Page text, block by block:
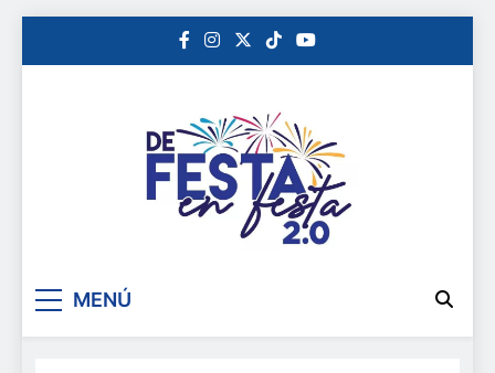
De festa en festa 2.0
MENÚ